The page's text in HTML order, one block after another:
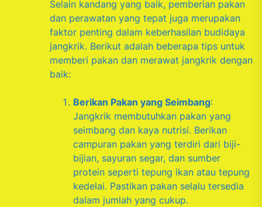
Selain kandang yang baik, pemberian pakan
dan perawatan yang tepat juga merupakan
faktor penting dalam keberhasilan budidaya
jangkrik. Berikut adalah beberapa tips untuk
memberi pakan dan merawat jangkrik dengan
baik:
Berikan Pakan yang Seimbang:
Jangkrik membutuhkan pakan yang
seimbang dan kaya nutrisi. Berikan
campuran pakan yang terdiri dari biji-
bijian, sayuran segar, dan sumber
protein seperti tepung ikan atau tepung
kedelai. Pastikan pakan selalu tersedia
dalam jumlah yang cukup.